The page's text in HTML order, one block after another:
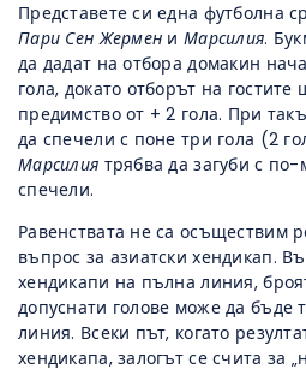
Представете си една футболна
Пари Сен Жермен иМарсилия.
да дадат на отбора домакин
гола, докато отборът на гостите
предимство от + 2 гола. При
да спечели с поне три гола (2
Марсилия трябва да загуби с по-
спечели.
Равенствата не са осъществим
въпрос за азиатски хендикап.
хендикапи на пълна линия,
допуснати голове може да бъде
линия. Всеки път, когато
хендикапа, залогът се счита за